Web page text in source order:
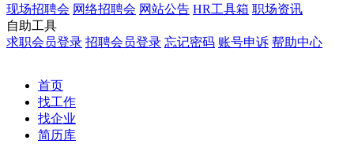
现场招聘会 网络招聘会 网站公告 HR工具箱 职场资讯
自助工具
求职会员登录 招聘会员登录 忘记密码 账号申诉 帮助中心
首页
找工作
找企业
简历库